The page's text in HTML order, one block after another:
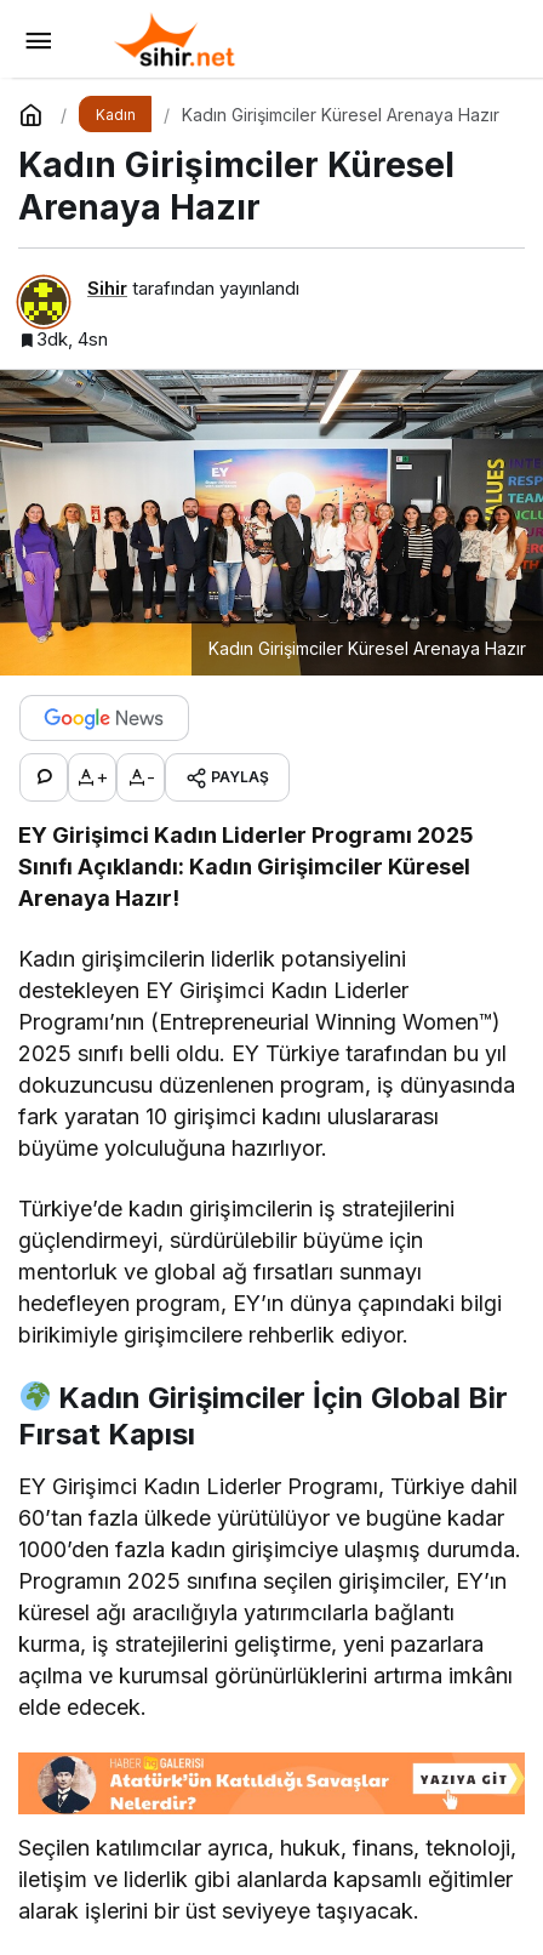
Kadın Kadın Girişimciler Küresel Arenaya Hazır
Kadın Girişimciler Küresel
Arenaya Hazır
Sihir tarafından yayınlandı
3dk, 4sn
Kadın Girişimciler Küresel Arenaya Hazır
+ - PAYLAŞ
EY Girişimci Kadın Liderler Programı 2025
Sınıfı Açıklandı: Kadın Girişimciler Küresel
Arenaya Hazır!
Kadın girişimcilerin liderlik potansiyelini
destekleyen EY Girişimci Kadın Liderler
Programı’nın (Entrepreneurial Winning Women™)
2025 sınıfı belli oldu. EY Türkiye tarafından bu yıl
dokuzuncusu düzenlenen program, iş dünyasında
fark yaratan 10 girişimci kadını uluslararası
büyüme yolculuğuna hazırlıyor.
Türkiye’de kadın girişimcilerin iş stratejilerini
güçlendirmeyi, sürdürülebilir büyüme için
mentorluk ve global ağ fırsatları sunmayı
hedefleyen program, EY’ın dünya çapındaki bilgi
birikimiyle girişimcilere rehberlik ediyor.
Kadın Girişimciler İçin Global Bir
Fırsat Kapısı
EY Girişimci Kadın Liderler Programı, Türkiye dahil
60’tan fazla ülkede yürütülüyor ve bugüne kadar
1000’den fazla kadın girişimciye ulaşmış durumda.
Programın 2025 sınıfına seçilen girişimciler, EY’ın
küresel ağı aracılığıyla yatırımcılarla bağlantı
kurma, iş stratejilerini geliştirme, yeni pazarlara
açılma ve kurumsal görünürlüklerini artırma imkânı
elde edecek.
Seçilen katılımcılar ayrıca, hukuk, finans, teknoloji,
iletişim ve liderlik gibi alanlarda kapsamlı eğitimler
alarak işlerini bir üst seviyeye taşıyacak.
Kadın Sağlığında Düzenli Kontrolün Önemi
Yorum Yap